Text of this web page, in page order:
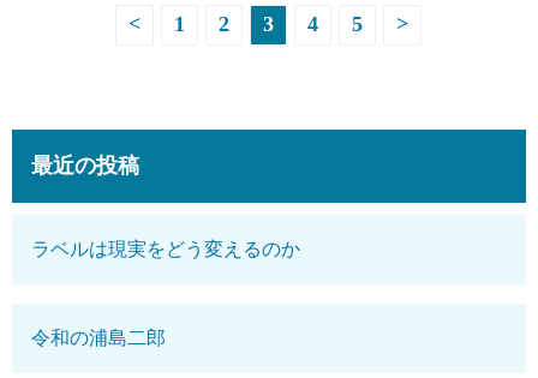
ペ
ー
ジ
り
< 1 2 3 4 5 >
最近の投稿
ラベルは現実をどう変えるのか
令和の浦島二郎